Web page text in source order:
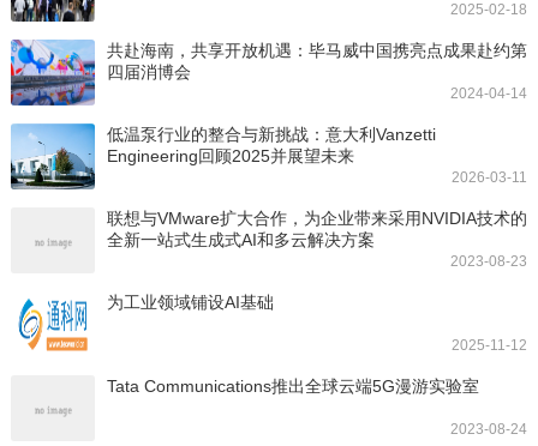
2025-02-18
共赴海南，共享开放机遇：毕马威中国携亮点成果赴约第
四届消博会
2024-04-14
低温泵行业的整合与新挑战：意大利Vanzetti
Engineering回顾2025并展望未来
2026-03-11
联想与VMware扩大合作，为企业带来采用NVIDIA技术的
全新一站式生成式AI和多云解决方案
2023-08-23
为工业领域铺设AI基础
2025-11-12
Tata Communications推出全球云端5G漫游实验室
2023-08-24